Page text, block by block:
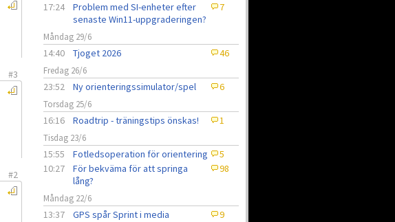
#3
#2
17:24
Problem med SI-enheter efter
senaste Win11-uppgraderingen?
7
Måndag 29/6
14:40 Tjoget 2026 46
Fredag 26/6
23:52 Ny orienteringssimulator/spel 6
Torsdag 25/6
16:16 Roadtrip - träningstips önskas! 1
Tisdag 23/6
15:55 Fotledsoperation för orientering
5
10:27
För bekväma för att springa
lång?
98
Måndag 22/6
13:37 GPS spår Sprint i media 9